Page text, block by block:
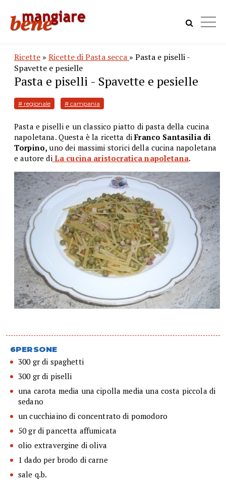
Ricette » Ricette di Pasta secca » Pasta e piselli -
Spavette e pesielle
Pasta e piselli - Spavette e pesielle
# regionale # campania
Pasta e piselli e un classico piatto di pasta della cucina
napoletana. Questa è la ricetta diFranco Santasilia di
Torpino,uno dei massimi storici della cucina napoletana
e autore diLa cucina aristocratica napoletana.
6PERSONE
300 gr di spaghetti
300 gr di piselli
una carota media una cipolla media una costa piccola di
sedano
un cucchiaino di concentrato di pomodoro
50 gr di pancetta affumicata
olio extravergine di oliva
1 dado per brodo di carne
sale q.b.